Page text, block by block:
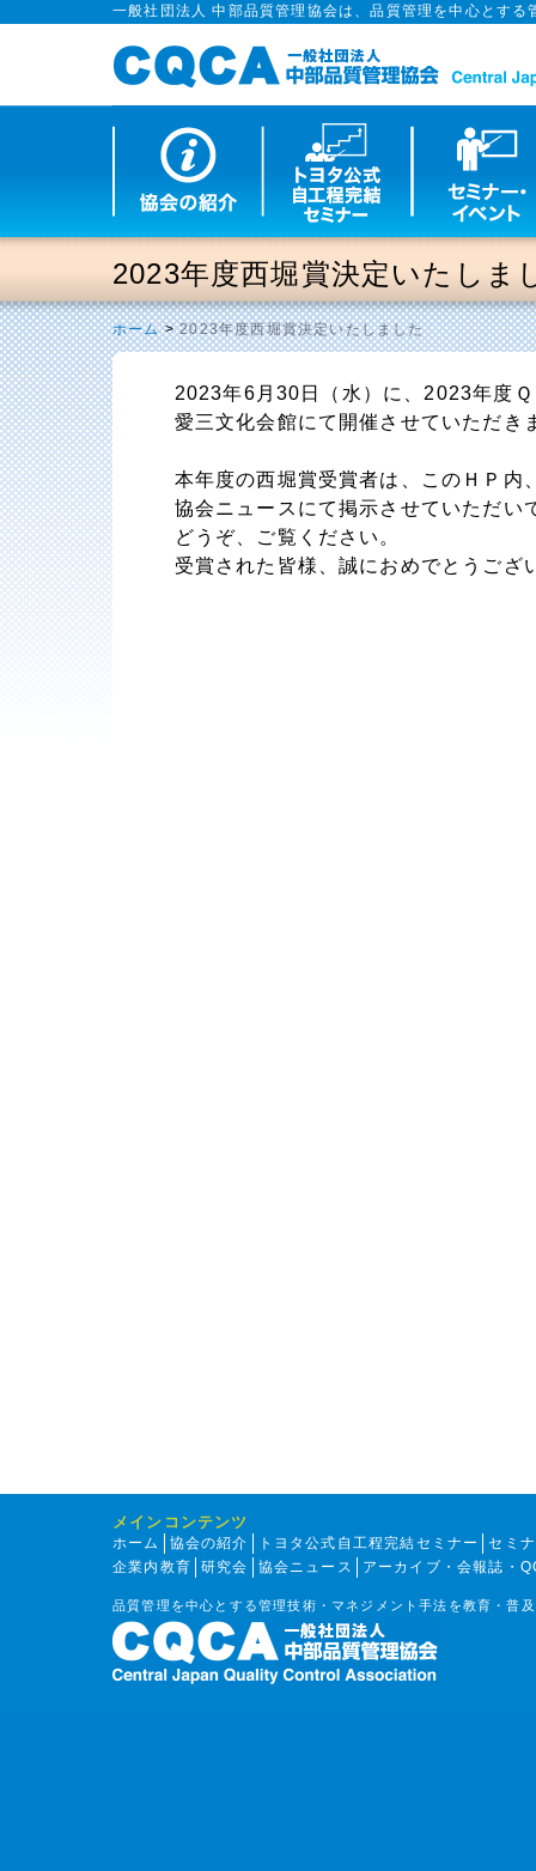
一般社団法人 中部品質管理協会は、品質管理を中心とす
2023年度西堀賞決定いたしま
ホーム>2023年度西堀賞決定いたしました
2023年6月30日（水）に、2023年度
愛三文化会館にて開催させていただき
本年度の西堀賞受賞者は、このＨＰ内
協会ニュースにて掲示させていただい
どうぞ、ご覧ください。
受賞された皆様、誠におめでとうござ
メインコンテンツ
ホーム 協会の紹介 トヨタ公式自工程完結セミナー
セミ
企業内教育
研究会 協会ニュース アーカイブ・会報誌・
品質管理を中心とする管理技術・マネジメント手法を教育・普